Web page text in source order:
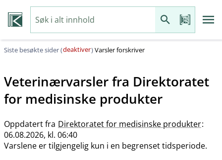
Siste besøkte sider (deaktiver)Varsler forskriver
Veterinærvarsler fra Direktoratet
for medisinske produkter
Oppdatert fra Direktoratet for medisinske produkter:
06.08.2026, kl. 06:40
Varslene er tilgjengelig kun i en begrenset tidsperiode.